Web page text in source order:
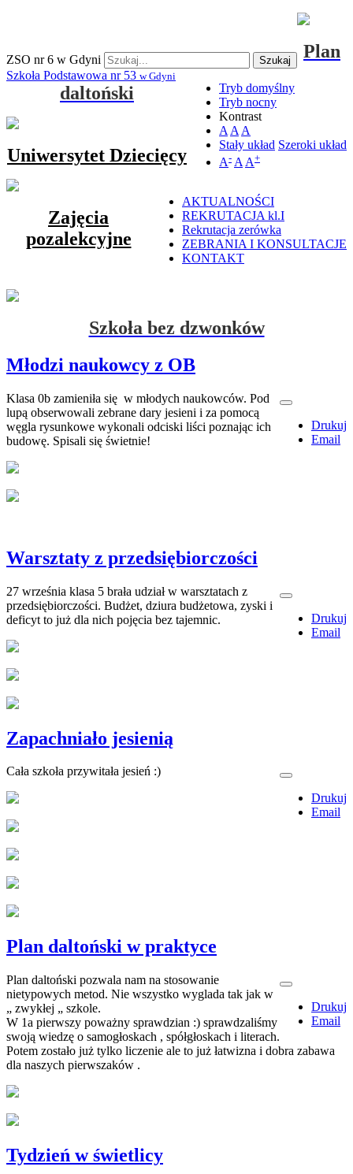
ZSO nr 6 w Gdyni Szukaj
Tryb domyślny
Tryb nocny
Kontrast
A A A
Stały układ Szeroki układ
A- A A+
Szkoła Podstawowa nr 53 w Gdyni
AKTUALNOŚCI
REKRUTACJA kl.I
Rekrutacja zerówka
ZEBRANIA I KONSULTACJE
KONTAKT
Plan
daltoński
Uniwersytet Dziecięcy
Zajęcia
pozalekcyjne
Szkoła bez dzwonków
Młodzi naukowcy z OB
Drukuj
Email
Klasa 0b zamieniła się w młodych naukowców. Pod
lupą obserwowali zebrane dary jesieni i za pomocą
węgla rysunkowe wykonali odciski liści poznając ich
budowę. Spisali się świetnie!
Warsztaty z przedsiębiorczości
Drukuj
Email
27 września klasa 5 brała udział w warsztatach z
przedsiębiorczości. Budżet, dziura budżetowa, zyski i
deficyt to już dla nich pojęcia bez tajemnic.
Zapachniało jesienią
Drukuj
Email
Cała szkoła przywitała jesień :)
Plan daltoński w praktyce
Drukuj
Email
Plan daltoński pozwala nam na stosowanie
nietypowych metod. Nie wszystko wyglada tak jak w
„ zwykłej „ szkole.
W 1a pierwszy poważny sprawdzian :) sprawdzaliśmy
swoją wiedzę o samogłoskach , spółgłoskach i literach.
Potem zostało już tylko liczenie ale to już łatwizna i dobra zabawa
dla naszych pierwszaków .
Tydzień w świetlicy